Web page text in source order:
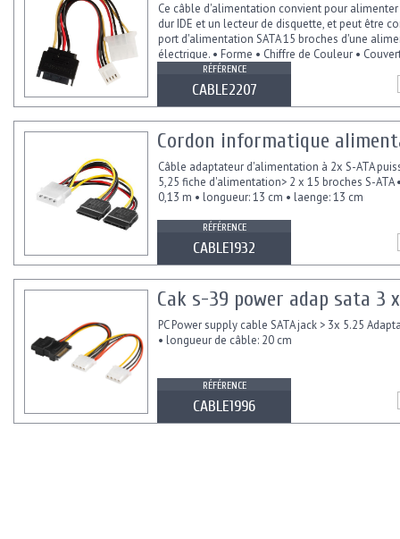
Ce câble d'alimentation convient pour
dur IDE et un lecteur de disquette, et peut être
port d'alimentation SATA 15 broches d'une
électrique. • Forme • Chiffre de Couleur •
Profondeur...RÉFÉRENCE
CABLE2207
Cordon informatique
Câble adaptateur d'alimentation à 2x S-ATA
5,25 fiche d'alimentation> 2 x 15 broches S-ATA
0,13 m • longueur: 13 cm • laenge: 13 cm
RÉFÉRENCE
CABLE1932
Cak s-39 power adap sata 3
PC Power supply cable SATA jack > 3x 5.25
• longueur de câble: 20 cm
RÉFÉRENCE
CABLE1996